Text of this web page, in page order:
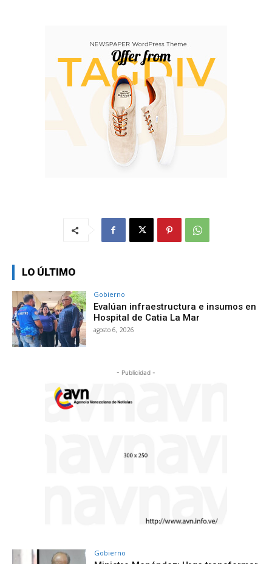
LO ÚLTIMO
Gobierno
Evalúan infraestructura e insumos en
Hospital de Catia La Mar
agosto 6, 2026
- Publicidad -
Gobierno